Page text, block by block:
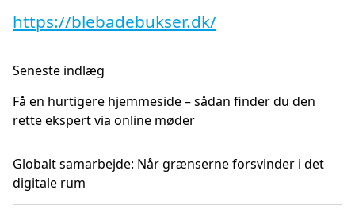
https://blebadebukser.dk/
Seneste indlæg
Få en hurtigere hjemmeside – sådan finder du den
rette ekspert via online møder
Globalt samarbejde: Når grænserne forsvinder i det
digitale rum